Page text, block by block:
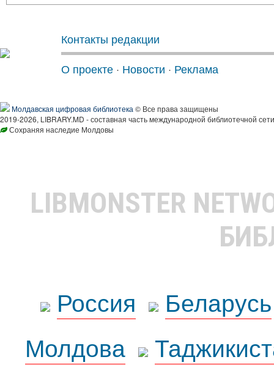
Контакты редакции
О проекте · Новости · Реклама
Молдавская цифровая библиотека © Все права защищены
2019-2026, LIBRARY.MD - составная часть международной библиотечной
Сохраняя наследие Молдовы
LIBMONSTER
Россия
Беларусь
Молдова